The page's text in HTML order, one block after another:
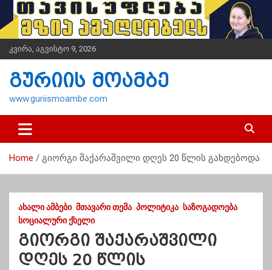
i
t
n
კვირა, აგვისტო 9, 2026
გურიის მოამბე
www.guriismoambe.com
Home გიორგი შაქარაშვილი დღეს 20 წლის გახდებოდა
ᲐᲮᲐᲚᲘ ᲐᲛᲑᲔᲑᲘ ᲛᲗᲐᲕᲐᲠᲘ ᲗᲔᲛᲐ ᲞᲝᲚᲘᲢᲘᲙᲐ ᲡᲐᲖᲝᲒᲐᲓᲝᲔᲑᲐ
ᲡᲝᲪᲘᲐᲚᲣᲠᲘ ᲥᲡᲔᲚᲘ
გიორგი შაქარაშვილი
დღეს 20 წლის